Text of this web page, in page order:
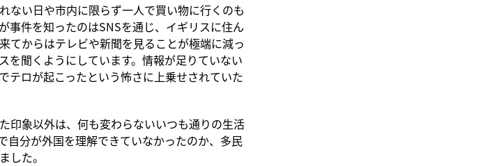
ない日や市内に限らず一人で買い物に行くのも
事件を知ったのはSNSを通じ、イギリスに住ん
てからはテレビや新聞を見ることが極端に減っ
を聞くようにしています。情報が足りていない
テロが起こったという怖さに上乗せされていた
印象以外は、何も変わらないいつも通りの生活
自分が外国を理解できていなかったのか、多民
した。